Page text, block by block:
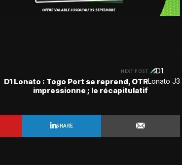
NEXT POST
D1 Lonato : Togo Port se reprend, OTR
impressionne ; le récapitulatif
SHARE